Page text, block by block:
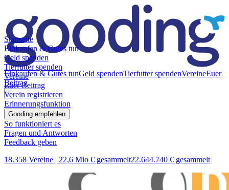
Einkaufen & Gutes tunGeld spendenTierfutter spendenVereineEuer
Beitrag
Startseite
Einkaufen & Gutes tun
Geld spenden
Tierfutter spenden
Vereine
Euer Beitrag
Verein registrieren
Erinnerungsfunktion
Gooding empfehlen
So funktioniert es
Fragen und Antworten
Feedback geben
18.358 Vereine | 22,6 Mio € gesammelt22.644.740 € gesammelt